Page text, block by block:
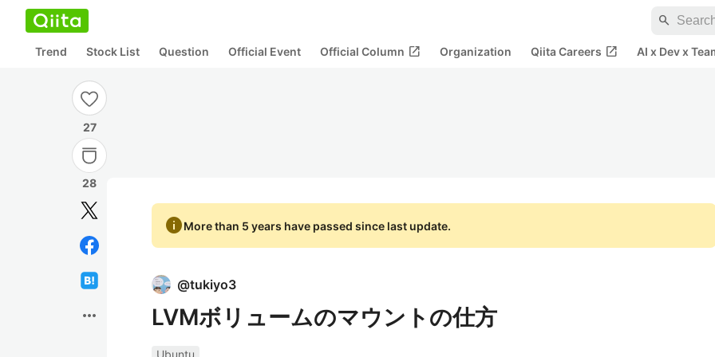
search
Trend Stock List Question Official Event Official Column open_in_new Organization Qiita Careers open_in_new AI x Dev x
27
28
more_horiz
infoMore than 5 years have passed since last update.
@tukiyo3
LVMボリュームのマウントの仕方
Ubuntu